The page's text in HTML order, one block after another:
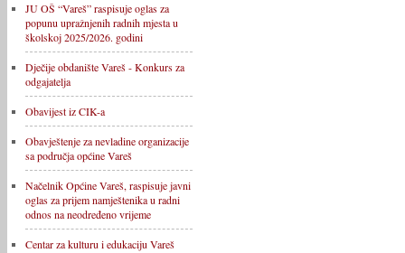
JU OŠ “Vareš” raspisuje oglas za
popunu upražnjenih radnih mjesta u
školskoj 2025/2026. godini
Dječije obdanište Vareš - Konkurs za
odgajatelja
Obavijest iz CIK-a
Obavještenje za nevladine organizacije
sa područja općine Vareš
Načelnik Općine Vareš, raspisuje javni
oglas za prijem namještenika u radni
odnos na neodređeno vrijeme
Centar za kulturu i edukaciju Vareš